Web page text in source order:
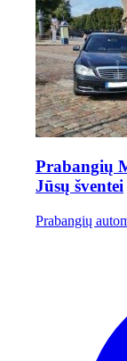
Prabangių
Jūsų šventei
Prabangių